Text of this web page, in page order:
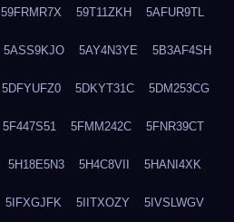
59FRMR7X 59T11ZKH 5AFUR9TL
5ASS9KJO 5AY4N3YE 5B3AF4SH
5DFYUFZ0 5DKYT31C 5DM253CG
5F447S51 5FMM242C 5FNR39CT
5H18E5N3 5H4C8VII 5HANI4XK
5IFXGJFK 5IITXOZY 5IVSLWGV